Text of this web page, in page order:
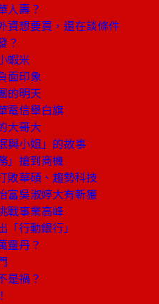
人壽？
資想要買，還在談條件
？
蝦米
面印象
的明天
電信舉白旗
大哥大
與小姐」的故事
」搶到商機
敗華碩、趨勢科技
富吳淑婷大有斬獲
戰事業高峰
行動銀行」
靈丹？
是禍？